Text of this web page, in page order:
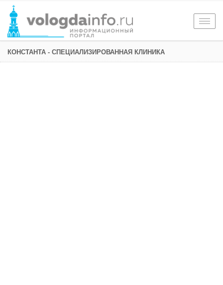
КОНСТАНТА - СПЕЦИАЛИЗИРОВАННАЯ КЛИНИКА